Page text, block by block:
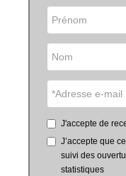
J'accepte de
J’accepte que
suivi des
statistiques